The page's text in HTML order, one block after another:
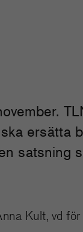
ersätta
satsning
Kult, vd